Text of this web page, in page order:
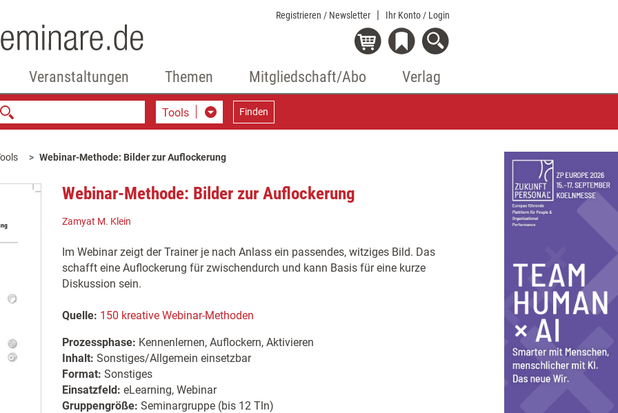
Registrieren / Newsletter Ihr Konto / Login
Veranstaltungen Themen Mitgliedschaft/Abo Verlag
Tools Finden
Webinar-Methode: Bilder zur Auflockerung
Webinar-Methode: Bilder zur Auflockerung
Zamyat M. Klein
Im Webinar zeigt der Trainer je nach Anlass ein passendes, witziges Bild. Das
schafft eine Auflockerung für zwischendurch und kann Basis für eine kurze
Diskussion sein.
Quelle: 150 kreative Webinar-Methoden
Prozessphase: Kennenlernen, Auflockern, Aktivieren
Inhalt: Sonstiges/Allgemein einsetzbar
Format: Sonstiges
Einsatzfeld: eLearning, Webinar
Gruppengröße: Seminargruppe (bis 12 Tln)